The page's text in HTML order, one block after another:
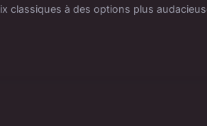
classiques à des options plus